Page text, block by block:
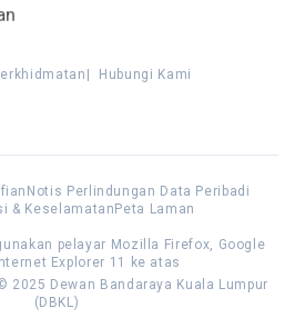
|
Hubungi Kami
Notis Perlindungan Data Peribadi
& KeselamatanPeta Laman
pelayar Mozilla Firefox, Google
Explorer 11 ke atas
2025 Dewan Bandaraya Kuala Lumpur
(DBKL)